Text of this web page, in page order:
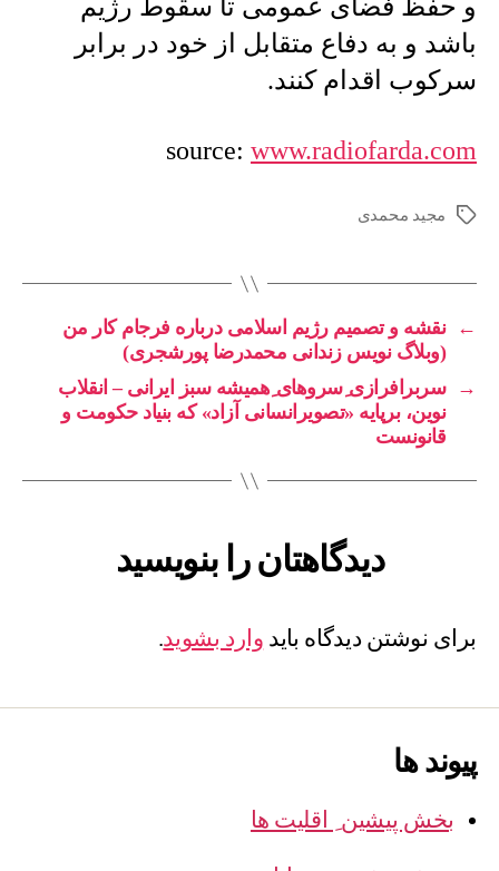
و حفظ فضای عمومی تا سقوط رژیم
باشد و به دفاع متقابل از خود در برابر
سرکوب اقدام کنند.
source: www.radiofarda.com
برچسب‌هامجید محمدی
←
نقشه و تصمیم رژیم اسلامی درباره فرجام کار من
(وبلاگ نویس زندانی محمدرضا پورشجری)
→
سربرافرازی ِسروهای ِهمیشه سبز ایرانی – انقلاب
نوین، برپایه «تصویرانسانی آزاد» که بنیاد حکومت و
قانونست
دیدگاهتان را بنویسید
برای نوشتن دیدگاه باید وارد بشوید.
پیوند ها
بخش پیشین ِ اقلیت ها